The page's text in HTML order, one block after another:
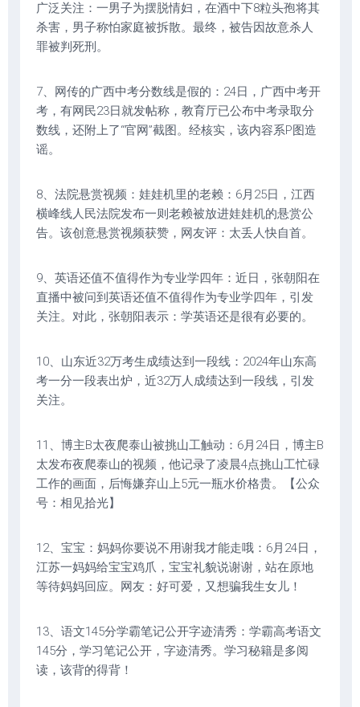
广泛关注：一男子为摆脱情妇，在酒中下8粒头孢将其
杀害，男子称怕家庭被拆散。最终，被告因故意杀人
罪被判死刑。
7、网传的广西中考分数线是假的：24日，广西中考开
考，有网民23日就发帖称，教育厅已公布中考录取分
数线，还附上了“官网”截图。经核实，该内容系P图造
谣。
8、法院悬赏视频：娃娃机里的老赖：6月25日，江西
横峰线人民法院发布一则老赖被放进娃娃机的悬赏公
告。该创意悬赏视频获赞，网友评：太丢人快自首。
9、英语还值不值得作为专业学四年：近日，张朝阳在
直播中被问到英语还值不值得作为专业学四年，引发
关注。对此，张朝阳表示：学英语还是很有必要的。
10、山东近32万考生成绩达到一段线：2024年山东高
考一分一段表出炉，近32万人成绩达到一段线，引发
关注。
11、博主B太夜爬泰山被挑山工触动：6月24日，博主B
太发布夜爬泰山的视频，他记录了凌晨4点挑山工忙碌
工作的画面，后悔嫌弃山上5元一瓶水价格贵。【公众
号：相见拾光】
12、宝宝：妈妈你要说不用谢我才能走哦：6月24日，
江苏一妈妈给宝宝鸡爪，宝宝礼貌说谢谢，站在原地
等待妈妈回应。网友：好可爱，又想骗我生女儿！
13、语文145分学霸笔记公开字迹清秀：学霸高考语文
145分，学习笔记公开，字迹清秀。学习秘籍是多阅
读，该背的得背！